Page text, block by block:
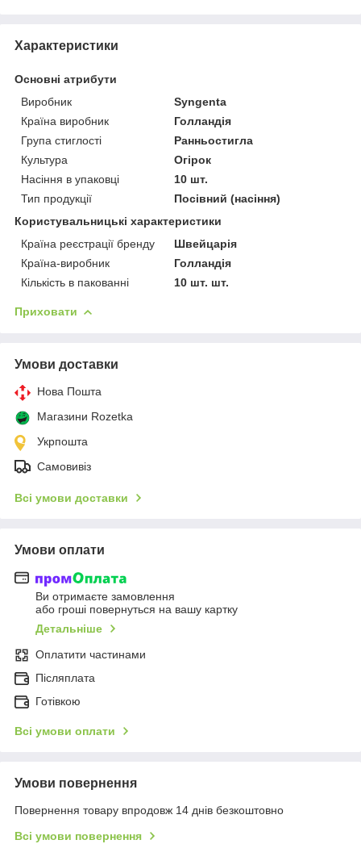
Характеристики
Основні атрибути
Виробник
Syngenta
Країна виробник
Голландія
Група стиглості
Ранньостигла
Культура
Огірок
Насіння в упаковці
10 шт.
Тип продукції
Посівний (насіння)
Користувальницькі характеристики
Країна реєстрації бренду
Швейцарія
Країна-виробник
Голландія
Кількість в пакованні
10 шт. шт.
Приховати
Умови доставки
Нова Пошта
Магазини Rozetka
Укрпошта
Самовивіз
Всі умови доставки
Умови оплати
Ви отримаєте замовлення
або гроші повернуться на вашу картку
Детальніше
Оплатити частинами
Післяплата
Готівкою
Всі умови оплати
Умови повернення
Повернення товару впродовж 14 днів безкоштовно
Всі умови повернення